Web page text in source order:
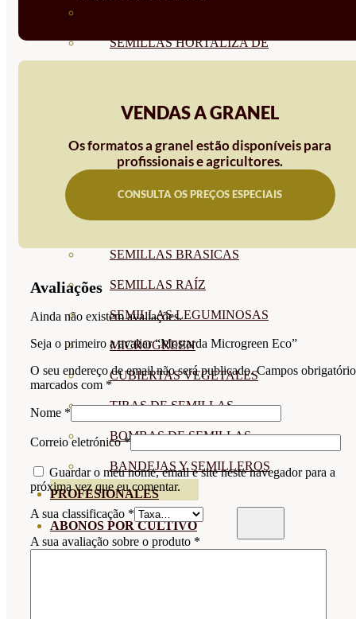
SEMILLAS HORTALIZA DE
SEMILLAS AROMÁTICAS
SEMILLAS FLORES
COMESTIBLES
SEMILLAS TRADICIONALES
SEMILLAS BRASICAS
SEMILLAS RAÍZ
SEMILLAS LEGUMINOSAS
MICROGREEN
CUBIERTAS VEGETALES
TIRAS DE SEMILLAS
BOMBAS DE SEMILLAS
BANDEJAS Y SEMILLEROS
PROFESIONALES
ABONOS POR CULTIVO
VER TODOS
VENDAS A GRANEL
Os formatos a granel estão disponíveis para
profissionais e agricultores.
CONSULTA OS PREÇOS ESPECIAIS
Avaliações
Ainda não existem avaliações.
Seja o primeiro a avaliar “Mostarda Microgreen Eco”
O seu endereço de email não será publicado. Campos
marcados com *
Nome *
Correio eletrónico*
Guardar o meu nome, email e site neste navegador para a
próxima vez que eu comentar.
A sua classificação *
A sua avaliação sobre o produto *